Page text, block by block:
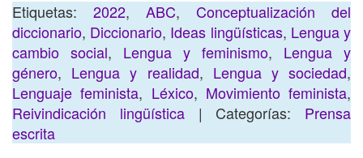
Etiquetas: 2022, ABC, Conceptualización del
diccionario, Diccionario, Ideas lingüísticas, Lengua y
cambio social, Lengua y feminismo, Lengua y
género, Lengua y realidad, Lengua y sociedad,
Lenguaje feminista, Léxico, Movimiento feminista,
Reivindicación lingüística| Categorías: Prensa
escrita